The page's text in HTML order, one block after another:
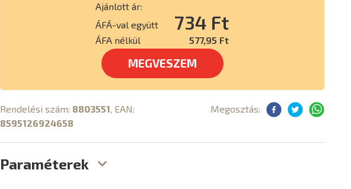
Ajánlott ár:
ÁFÁ-val együtt
734 Ft
ÁFA nélkül 577,95 Ft
MEGVESZEM
Rendelési szám: 8803551, EAN:
8595126924658
Megosztás:
Paraméterek